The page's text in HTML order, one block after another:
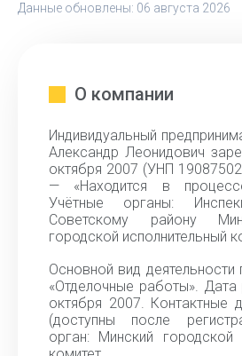
Данные обновлены: 06 августа 2026
О компании
Индивидуальный
Александр Леонидович
октября 2007 (УНП
— «Находится в
Учётные органы:
Советскому району
городской исполнительный
Основной вид
«Отделочные работы». Дата
октября 2007. Контактные
(доступны после
орган: Минский городской